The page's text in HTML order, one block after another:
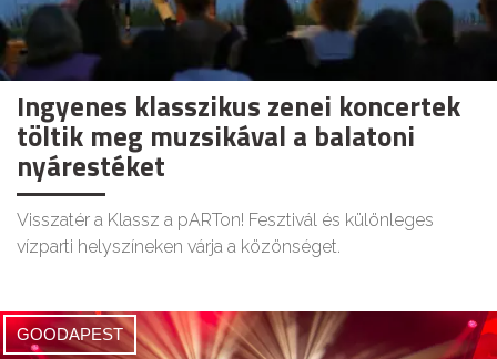
Ingyenes klasszikus zenei koncertek
töltik meg muzsikával a balatoni
nyárestéket
Visszatér a Klassz a pARTon! Fesztivál és különleges
vízparti helyszíneken várja a közönséget.
GOODAPEST